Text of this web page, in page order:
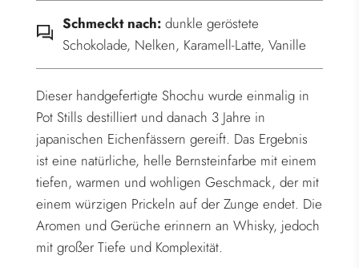
Schmeckt nach: dunkle geröstete
Schokolade, Nelken, Karamell-Latte, Vanille
Dieser handgefertigte Shochu wurde einmalig in
Pot Stills destilliert und danach 3 Jahre in
japanischen Eichenfässern gereift. Das Ergebnis
ist eine natürliche, helle Bernsteinfarbe mit einem
tiefen, warmen und wohligen Geschmack, der mit
einem würzigen Prickeln auf der Zunge endet. Die
Aromen und Gerüche erinnern an Whisky, jedoch
mit großer Tiefe und Komplexität.